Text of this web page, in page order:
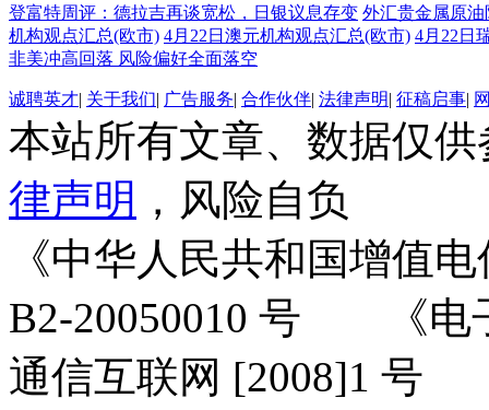
登富特周评：德拉吉再谈宽松，日银议息存变 外汇贵金属原
机构观点汇总(欧市) 4月22日澳元机构观点汇总(欧市) 4月22日
非美冲高回落 风险偏好全面落空
诚聘英才| 关于我们| 广告服务| 合作伙伴| 法律声明| 征稿启事|
本站所有文章、数据仅
律声明 ，风险自负
《中华人民共和国增值
B2-20050010 号 《电
通信互联网 [2008]1 号